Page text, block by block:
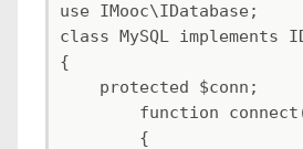
use IMooc\IDatabase;
class MySQL implements
{
    protected $conn;
function
        {